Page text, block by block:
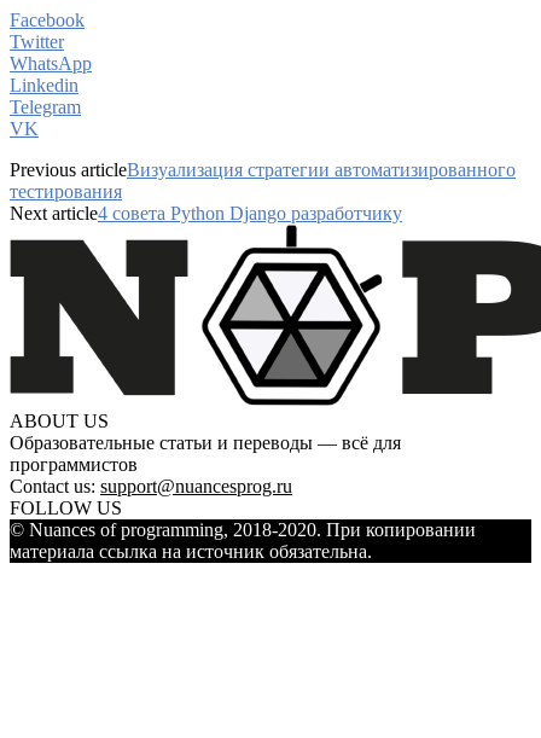
Facebook
Twitter
WhatsApp
Linkedin
Telegram
VK
Previous articleВизуализация стратегии автоматизированного
тестирования
Next article4 совета Python Django разработчику
ABOUT US
Образовательные статьи и переводы — всё для
программистов
Contact us: support@nuancesprog.ru
FOLLOW US
© Nuances of programming, 2018-2020. При копировании
материала ссылка на источник обязательна.